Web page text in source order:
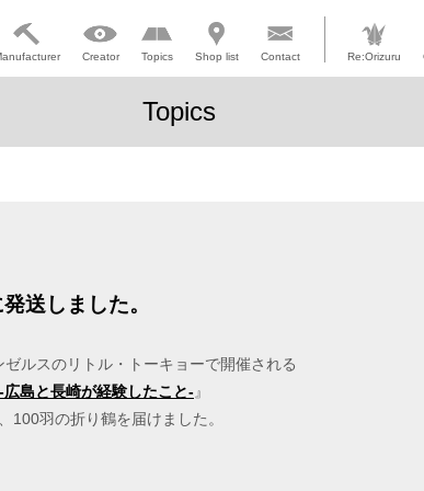
Creator Topics Shop list Contact Re:Orizuru
Topics
送しました。
ルスのリトル・トーキョーで開催される
島と長崎が経験したこと-』
100羽の折り鶴を届けました。